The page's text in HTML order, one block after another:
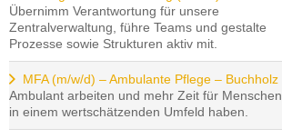
Übernimm Verantwortung für unsere
Zentralverwaltung, führe Teams und gestalte
Prozesse sowie Strukturen aktiv mit.
MFA (m/w/d) – Ambulante Pflege – Buchholz
Ambulant arbeiten und mehr Zeit für Menschen
in einem wertschätzenden Umfeld haben.